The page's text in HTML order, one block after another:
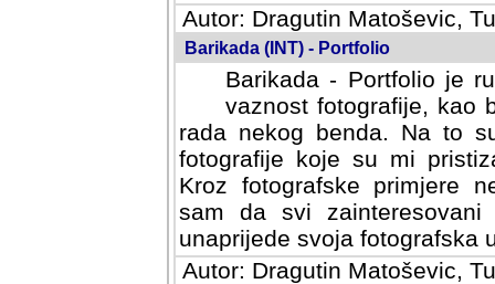
Autor: Dragutin Matoševic,
Barikada (INT) - Portfolio
Barikada - Portfolio je
vaznost fotografije, kao
rada nekog benda. Na to
fotografije koje su mi
Kroz fotografske primjere
sam da svi
unaprijede svoja fotografska
Autor: Dragutin Matoševic,